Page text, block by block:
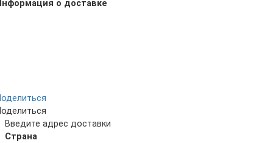
о доставке
Введите адрес доставки
Страна